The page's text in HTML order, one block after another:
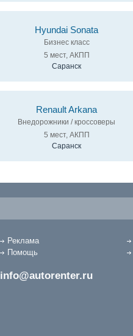
Hyundai Sonata
Бизнес класс
5 мест, АКПП
Саранск
Renault Arkana
Внедорожники / кроссоверы
5 мест, АКПП
Саранск
Реклама
Помощь
info@autorenter.ru